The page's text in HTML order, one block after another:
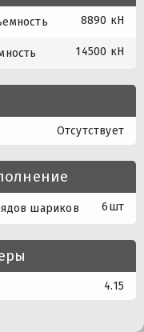
8890 кН
14500 кН
Отсутствует
шариков 6шт
4.15